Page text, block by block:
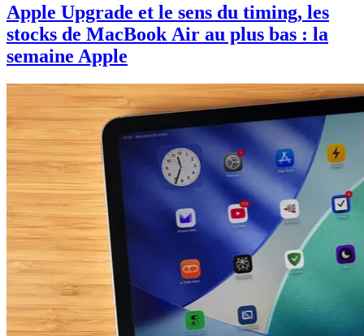
Apple Upgrade et le sens du timing, les
stocks de MacBook Air au plus bas : la
semaine Apple